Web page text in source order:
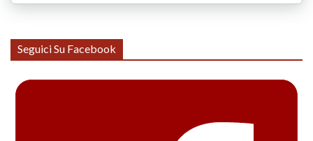
Seguici Su Facebook